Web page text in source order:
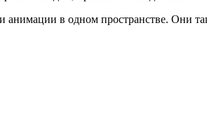
анимации в одном пространстве. Они